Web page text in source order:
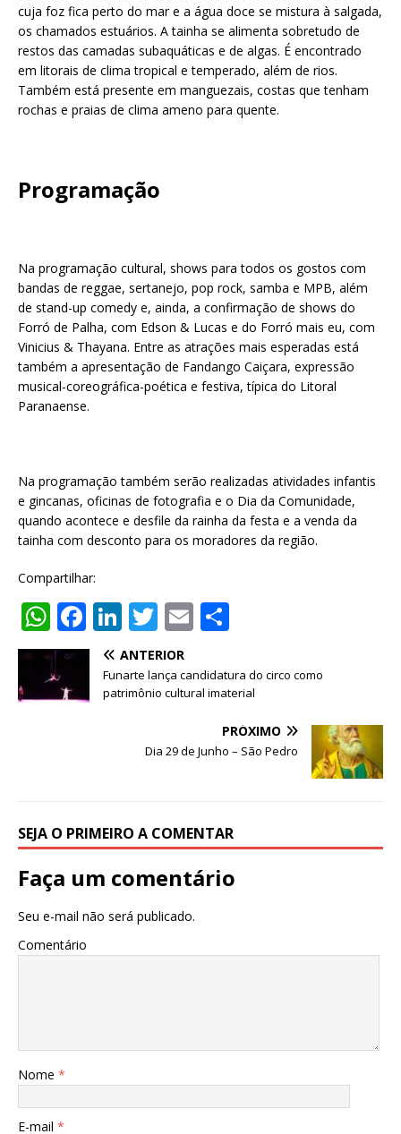
cuja foz fica perto do mar e a água doce se mistura à salgada,
os chamados estuários. A tainha se alimenta sobretudo de
restos das camadas subaquáticas e de algas. É encontrado
em litorais de clima tropical e temperado, além de rios.
Também está presente em manguezais, costas que tenham
rochas e praias de clima ameno para quente.
Programação
Na programação cultural, shows para todos os gostos com
bandas de reggae, sertanejo, pop rock, samba e MPB, além
de stand-up comedy e, ainda, a confirmação de shows do
Forró de Palha, com Edson & Lucas e do Forró mais eu, com
Vinicius & Thayana. Entre as atrações mais esperadas está
também a apresentação de Fandango Caiçara, expressão
musical-coreográfica-poética e festiva, típica do Litoral
Paranaense.
Na programação também serão realizadas atividades infantis
e gincanas, oficinas de fotografia e o Dia da Comunidade,
quando acontece e desfile da rainha da festa e a venda da
tainha com desconto para os moradores da região.
Compartilhar:
W
h
at
s
F
a
e
Li
n
k
e
T
w
it
te
E
ai
l
ar
e
ANTERIOR
Funarte lança candidatura do circo como
patrimônio cultural imaterial
PRÓXIMO
Dia 29 de Junho – São Pedro
SEJA O PRIMEIRO A COMENTAR
Faça um comentário
Seu e-mail não será publicado.
Comentário
Nome *
E-mail *